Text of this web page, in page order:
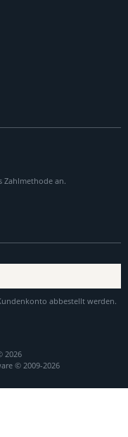
Zahlmethode an.
abbestellt werden.
2026
© 2009-2026